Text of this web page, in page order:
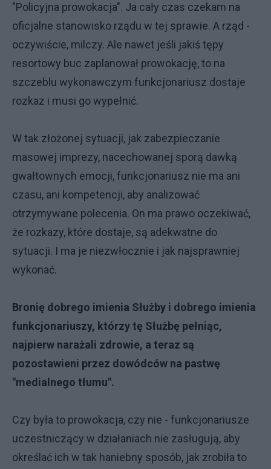
"Policyjna prowokacja". Ja cały czas czekam na
oficjalne stanowisko rządu w tej sprawie. A rząd -
oczywiście, milczy. Ale nawet jeśli jakiś tępy
resortowy buc zaplanował prowokację, to na
szczeblu wykonawczym funkcjonariusz dostaje
rozkaz i musi go wypełnić.
W tak złożonej sytuacji, jak zabezpieczanie
masowej imprezy, nacechowanej sporą dawką
gwałtownych emocji, funkcjonariusz nie ma ani
czasu, ani kompetencji, aby analizować
otrzymywane polecenia. On ma prawo oczekiwać,
że rozkazy, które dostaje, są adekwatne do
sytuacji. I ma je niezwłocznie i jak najsprawniej
wykonać.
Bronię dobrego imienia Służby i dobrego imienia
funkcjonariuszy, którzy tę Służbę pełniąc,
najpierw narażali zdrowie, a teraz są
pozostawieni przez dowódców na pastwę
"medialnego tłumu".
Czy była to prowokacja, czy nie - funkcjonariusze
uczestniczący w działaniach nie zasługują, aby
określać ich w tak haniebny sposób, jak zrobiła to